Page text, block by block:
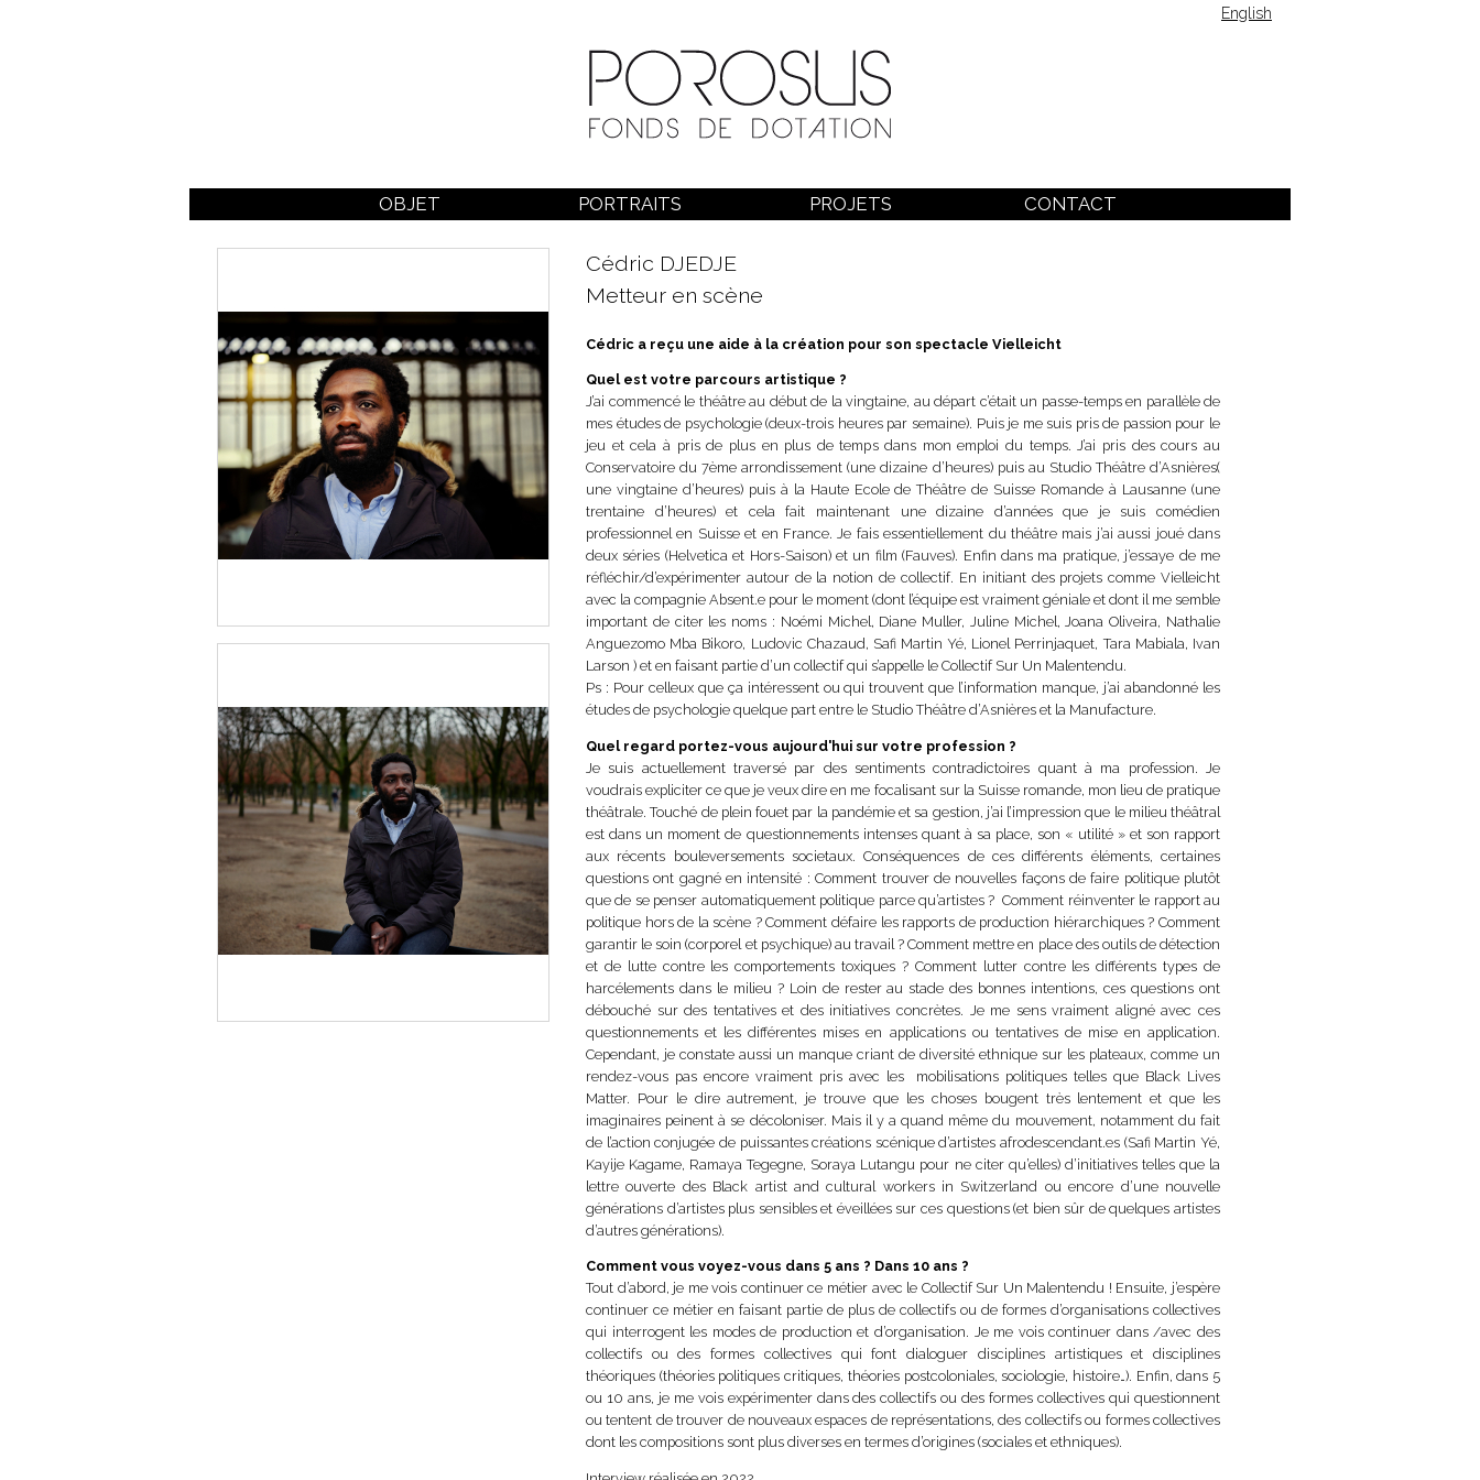
English
OBJET PORTRAITS PROJETS CONTACT
Cédric DJEDJE
Metteur en scène
Cédric a reçu une aide à la création pour son spectacle Vielleicht
Quel est votre parcours artistique ?
J’ai commencé le théâtre au début de la vingtaine, au départ c’était un passe-temps en parallèle de
mes études de psychologie (deux-trois heures par semaine). Puis je me suis pris de passion pour le
jeu et cela à pris de plus en plus de temps dans mon emploi du temps. J’ai pris des cours au
Conservatoire du 7ème arrondissement (une dizaine d’heures) puis au Studio Théâtre d’Asnières(
une vingtaine d’heures) puis à la Haute Ecole de Théâtre de Suisse Romande à Lausanne (une
trentaine d’heures) et cela fait maintenant une dizaine d’années que je suis comédien
professionnel en Suisse et en France. Je fais essentiellement du théâtre mais j’ai aussi joué dans
deux séries (Helvetica et Hors-Saison) et un film (Fauves). Enfin dans ma pratique, j’essaye de me
réfléchir/d’expérimenter autour de la notion de collectif. En initiant des projets comme Vielleicht
avec la compagnie Absent.e pour le moment (dont l’équipe est vraiment géniale et dont il me semble
important de citer les noms : Noémi Michel, Diane Muller, Juline Michel, Joana Oliveira, Nathalie
Anguezomo Mba Bikoro, Ludovic Chazaud, Safi Martin Yé, Lionel Perrinjaquet, Tara Mabiala, Ivan
Larson ) et en faisant partie d’un collectif qui s’appelle le Collectif Sur Un Malentendu.
Ps : Pour celleux que ça intéressent ou qui trouvent que l’information manque, j’ai abandonné les
études de psychologie quelque part entre le Studio Théâtre d’Asnières et la Manufacture.
Quel regard portez-vous aujourd'hui sur votre profession ?
Je suis actuellement traversé par des sentiments contradictoires quant à ma profession. Je
voudrais expliciter ce que je veux dire en me focalisant sur la Suisse romande, mon lieu de pratique
théâtrale. Touché de plein fouet par la pandémie et sa gestion, j’ai l’impression que le milieu théâtral
est dans un moment de questionnements intenses quant à sa place, son « utilité » et son rapport
aux récents bouleversements societaux. Conséquences de ces différents éléments, certaines
questions ont gagné en intensité : Comment trouver de nouvelles façons de faire politique plutôt
que de se penser automatiquement politique parce qu’artistes ? Comment réinventer le rapport au
politique hors de la scène ? Comment défaire les rapports de production hiérarchiques ? Comment
garantir le soin (corporel et psychique) au travail ? Comment mettre en place des outils de détection
et de lutte contre les comportements toxiques ? Comment lutter contre les différents types de
harcélements dans le milieu ? Loin de rester au stade des bonnes intentions, ces questions ont
débouché sur des tentatives et des initiatives concrètes. Je me sens vraiment aligné avec ces
questionnements et les différentes mises en applications ou tentatives de mise en application.
Cependant, je constate aussi un manque criant de diversité ethnique sur les plateaux, comme un
rendez-vous pas encore vraiment pris avec les mobilisations politiques telles que Black Lives
Matter. Pour le dire autrement, je trouve que les choses bougent très lentement et que les
imaginaires peinent à se décoloniser. Mais il y a quand même du mouvement, notamment du fait
de l’action conjugée de puissantes créations scénique d’artistes afrodescendant.es (Safi Martin Yé,
Kayije Kagame, Ramaya Tegegne, Soraya Lutangu pour ne citer qu’elles) d’initiatives telles que la
lettre ouverte des Black artist and cultural workers in Switzerland ou encore d’une nouvelle
générations d’artistes plus sensibles et éveillées sur ces questions (et bien sûr de quelques artistes
d’autres générations).
Comment vous voyez-vous dans 5 ans ? Dans 10 ans ?
Tout d’abord, je me vois continuer ce métier avec le Collectif Sur Un Malentendu ! Ensuite, j’espère
continuer ce métier en faisant partie de plus de collectifs ou de formes d’organisations collectives
qui interrogent les modes de production et d’organisation. Je me vois continuer dans /avec des
collectifs ou des formes collectives qui font dialoguer disciplines artistiques et disciplines
théoriques (théories politiques critiques, théories postcoloniales, sociologie, histoire…). Enfin, dans 5
ou 10 ans, je me vois expérimenter dans des collectifs ou des formes collectives qui questionnent
ou tentent de trouver de nouveaux espaces de représentations, des collectifs ou formes collectives
dont les compositions sont plus diverses en termes d’origines (sociales et ethniques).